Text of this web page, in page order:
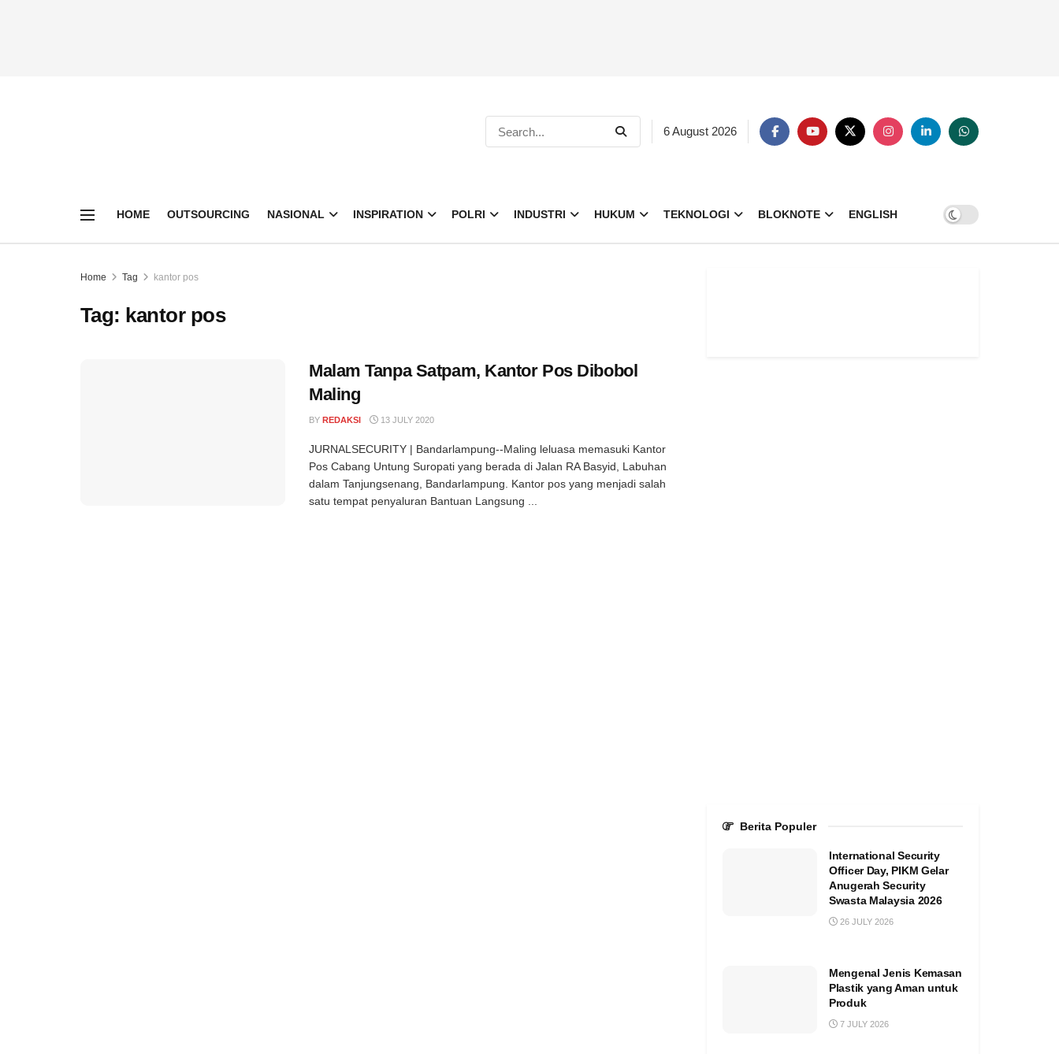
6 August 2026
HOME OUTSOURCING NASIONAL INSPIRATION POLRI INDUSTRI HUKUM TEKNOLOGI BLOKNOTE ENGLISH
Home Tag kantor pos
Tag: kantor pos
Malam Tanpa Satpam, Kantor Pos Dibobol
Maling
BY REDAKSI 13 JULY 2020
JURNALSECURITY | Bandarlampung--Maling leluasa memasuki Kantor
Pos Cabang Untung Suropati yang berada di Jalan RA Basyid, Labuhan
dalam Tanjungsenang, Bandarlampung. Kantor pos yang menjadi salah
satu tempat penyaluran Bantuan Langsung ...
Berita Populer
International Security
Officer Day, PIKM Gelar
Anugerah Security
Swasta Malaysia 2026
26 JULY 2026
Mengenal Jenis Kemasan
Plastik yang Aman untuk
Produk
7 JULY 2026